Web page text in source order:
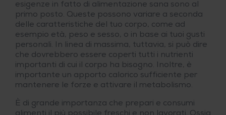
esigenze in fatto di alimentazione sana sono al
primo posto. Queste possono variare a seconda
delle caratteristiche del tuo corpo, come ad
esempio età, peso e sesso, o in base ai tuoi gusti
personali. In linea di massima, tuttavia, si può dire
che dovrebbero essere coperti tutti i nutrienti
importanti di cui il corpo ha bisogno. Inoltre, è
importante un apporto calorico sufficiente per
mantenere le forze e attivare il metabolismo.
È di grande importanza che prepari e consumi